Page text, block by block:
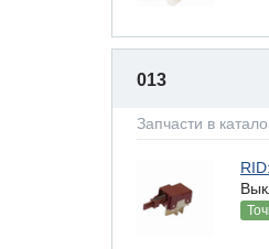
013
Запчасти в